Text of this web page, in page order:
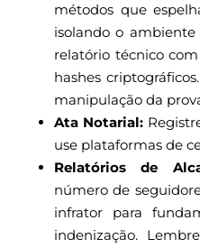
métodos que
isolando o
relatório técnico
hashes
manipulação da
Ata Notarial:
use plataformas de
Relatórios de
número de
infrator para
indenização.